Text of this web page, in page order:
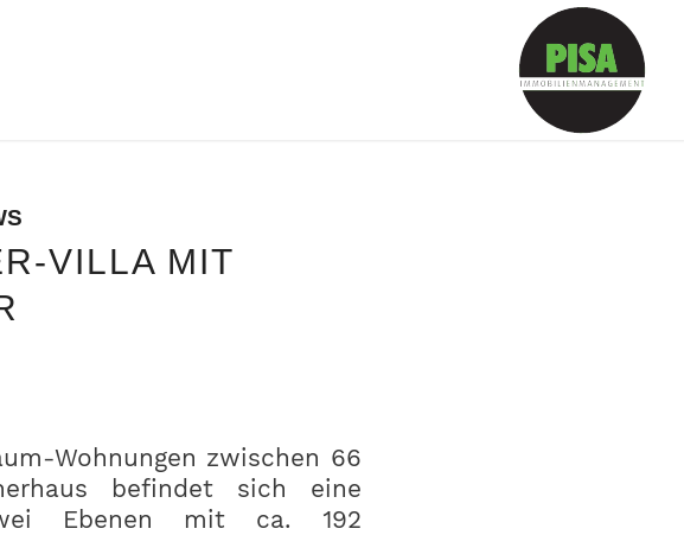
VILLA MIT
Wohnungen zwischen 66
befindet sich eine
Ebenen mit ca. 192